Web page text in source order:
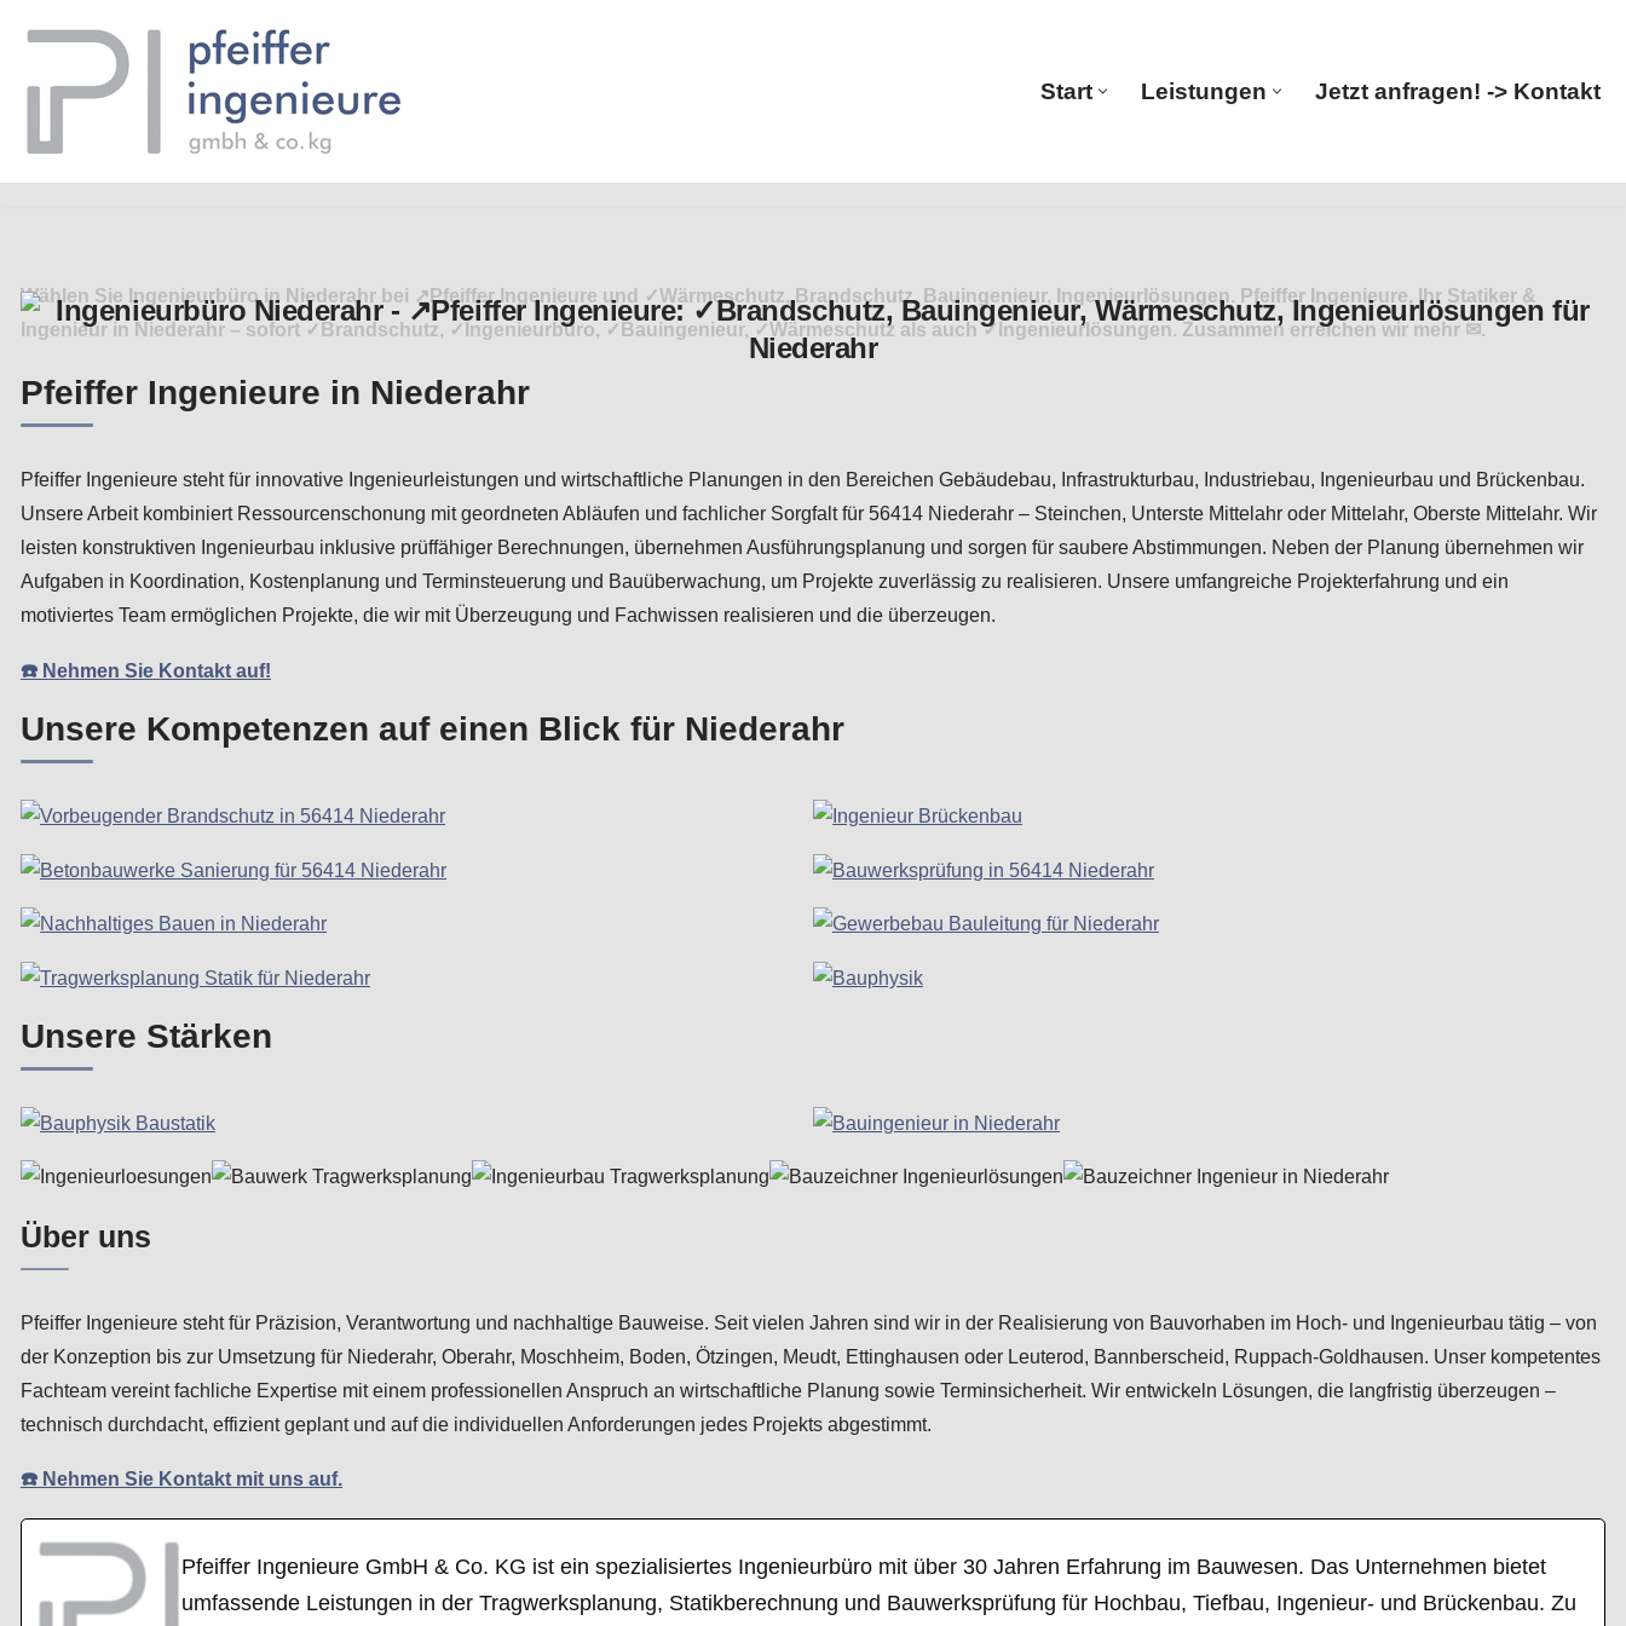
Inhalt
Start Leistungen Jetzt anfragen! -> Kontakt
Wählen Sie Ingenieurbüro in Niederahr bei ↗️Pfeiffer Ingenieure und ✓Wärmeschutz, Brandschutz, Bauingenieur, Ingenieurlösungen. Pfeiffer Ingenieure, Ihr Statiker &
Ingenieur in Niederahr – sofort ✓Brandschutz, ✓Ingenieurbüro, ✓Bauingenieur, ✓Wärmeschutz als auch ✓Ingenieurlösungen. Zusammen erreichen wir mehr ✉.
Pfeiffer Ingenieure in Niederahr
Pfeiffer Ingenieure steht für innovative Ingenieurleistungen und wirtschaftliche Planungen in den Bereichen Gebäudebau, Infrastrukturbau, Industriebau, Ingenieurbau und Brückenbau.
Unsere Arbeit kombiniert Ressourcenschonung mit geordneten Abläufen und fachlicher Sorgfalt für 56414 Niederahr – Steinchen, Unterste Mittelahr oder Mittelahr, Oberste Mittelahr. Wir
leisten konstruktiven Ingenieurbau inklusive prüffähiger Berechnungen, übernehmen Ausführungsplanung und sorgen für saubere Abstimmungen. Neben der Planung übernehmen wir
Aufgaben in Koordination, Kostenplanung und Terminsteuerung und Bauüberwachung, um Projekte zuverlässig zu realisieren. Unsere umfangreiche Projekterfahrung und ein
motiviertes Team ermöglichen Projekte, die wir mit Überzeugung und Fachwissen realisieren und die überzeugen.
☎️ Nehmen Sie Kontakt auf!
Unsere Kompetenzen auf einen Blick für Niederahr
Unsere Stärken
Über uns
Pfeiffer Ingenieure steht für Präzision, Verantwortung und nachhaltige Bauweise. Seit vielen Jahren sind wir in der Realisierung von Bauvorhaben im Hoch- und Ingenieurbau tätig – von
der Konzeption bis zur Umsetzung für Niederahr, Oberahr, Moschheim, Boden, Ötzingen, Meudt, Ettinghausen oder Leuterod, Bannberscheid, Ruppach-Goldhausen. Unser kompetentes
Fachteam vereint fachliche Expertise mit einem professionellen Anspruch an wirtschaftliche Planung sowie Terminsicherheit. Wir entwickeln Lösungen, die langfristig überzeugen –
technisch durchdacht, effizient geplant und auf die individuellen Anforderungen jedes Projekts abgestimmt.
☎️ Nehmen Sie Kontakt mit uns auf.
Pfeiffer Ingenieure GmbH & Co. KG ist ein spezialisiertes Ingenieurbüro mit über 30 Jahren Erfahrung im Bauwesen. Das Unternehmen bietet
umfassende Leistungen in der Tragwerksplanung, Statikberechnung und Bauwerksprüfung für Hochbau, Tiefbau, Ingenieur- und Brückenbau. Zu